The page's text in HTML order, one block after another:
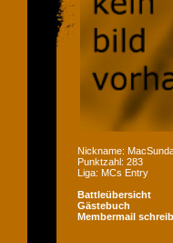
Nickname:
Punktzahl: 283
Liga: MCs Entry
Battleübersicht
Gästebuch
Membermail